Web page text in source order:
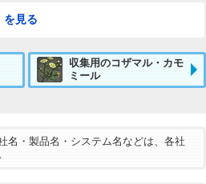
を見る
収集用のコザマル・カモ
ミール
名・製品名・システム名などは、各社